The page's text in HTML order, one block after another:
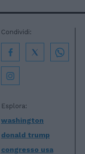
Esplora:
washington
donald trump
congresso usa
Condividi: